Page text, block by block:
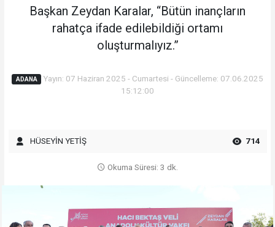
Başkan Zeydan Karalar, “Bütün inançların
rahatça ifade edilebildiği ortamı
oluşturmalıyız.”
ADANA
Yayın: 07 Haziran 2025 - Cumartesi - Güncelleme: 07.06.2025
15:12:00
HÜSEYİN YETİŞ 714
Okuma Süresi: 3 dk.